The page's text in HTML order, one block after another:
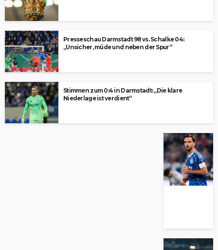
Presseschau Darmstadt 98 vs. Schalke 04:
„Unsicher, müde und neben der Spur“
Stimmen zum 0:4 in Darmstadt: „Die klare
Niederlage ist verdient“